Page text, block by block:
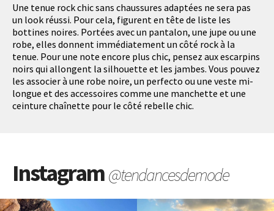
Une tenue rock chic sans chaussures adaptées ne sera pas
un look réussi. Pour cela, figurent en tête de liste les
bottines noires. Portées avec un pantalon, une jupe ou une
robe, elles donnent immédiatement un côté rock à la
tenue. Pour une note encore plus chic, pensez aux escarpins
noirs qui allongent la silhouette et les jambes. Vous pouvez
les associer à une robe noire, un perfecto ou une veste mi-
longue et des accessoires comme une manchette et une
ceinture chaînette pour le côté rebelle chic.
Instagram@tendancesdemode